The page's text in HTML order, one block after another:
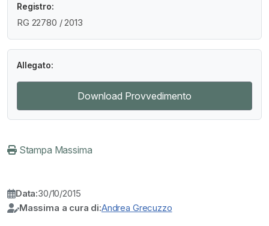
Registro:
RG 22780 / 2013
Allegato:
Download Provvedimento
Stampa Massima
Data:30/10/2015
Massima a cura di:Andrea Grecuzzo